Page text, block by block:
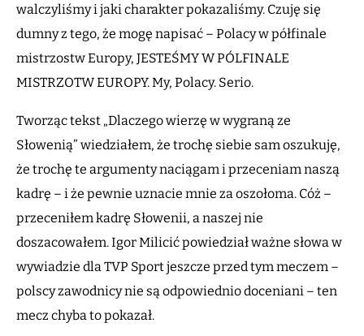
walczyliśmy i jaki charakter pokazaliśmy. Czuję się
dumny z tego, że mogę napisać – Polacy w półfinale
mistrzostw Europy, JESTEŚMY W PÓLFINALE
MISTRZOTW EUROPY. My, Polacy. Serio.
Tworząc tekst „Dlaczego wierzę w wygraną ze
Słowenią” wiedziałem, że trochę siebie sam oszukuję,
że trochę te argumenty naciągam i przeceniam naszą
kadrę – i że pewnie uznacie mnie za oszołoma. Cóż –
przeceniłem kadrę Słowenii, a naszej nie
doszacowałem. Igor Milicić powiedział ważne słowa w
wywiadzie dla TVP Sport jeszcze przed tym meczem –
polscy zawodnicy nie są odpowiednio doceniani – ten
mecz chyba to pokazał.